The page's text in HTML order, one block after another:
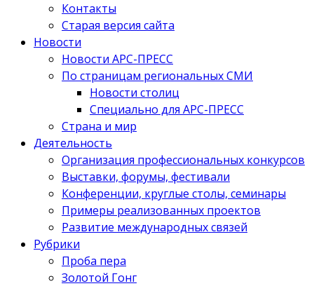
Контакты
Старая версия сайта
Новости
Новости АРС-ПРЕСС
По страницам региональных СМИ
Новости столиц
Специально для АРС-ПРЕСС
Страна и мир
Деятельность
Организация профессиональных конкурсов
Выставки, форумы, фестивали
Конференции, круглые столы, семинары
Примеры реализованных проектов
Развитие международных связей
Рубрики
Проба пера
Золотой Гонг